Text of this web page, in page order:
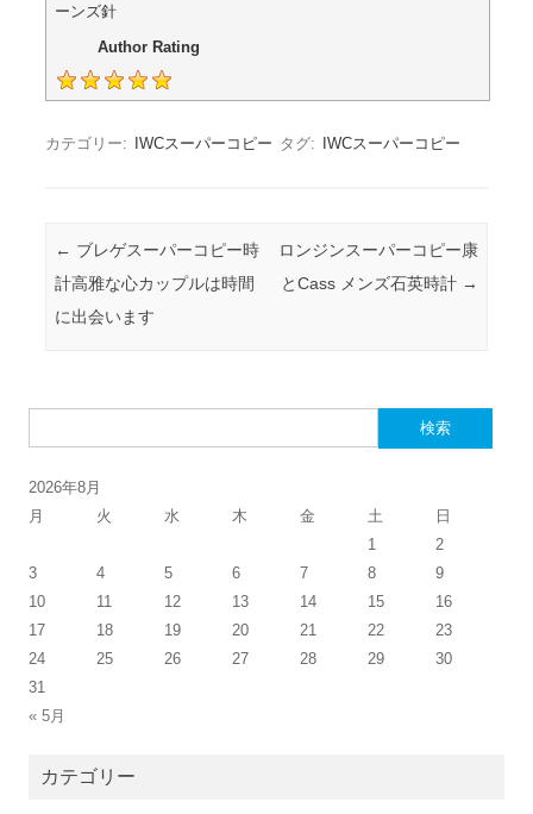
ーンズ針
Author Rating
カテゴリー: IWCスーパーコピー タグ: IWCスーパーコピー
投稿ナビゲーション
← ブレゲスーパーコピー時
計高雅な心カップルは時間
に出会います
ロンジンスーパーコピー康
とCass メンズ石英時計 →
2026年8月
月
火 水 木 金 土 日
« 5月
1
2
3
4 5 6 7 8
9
10
11 12 13 14 15
16
17
18 19 20 21 22
23
24
25 26 27 28 29
30
31
カテゴリー